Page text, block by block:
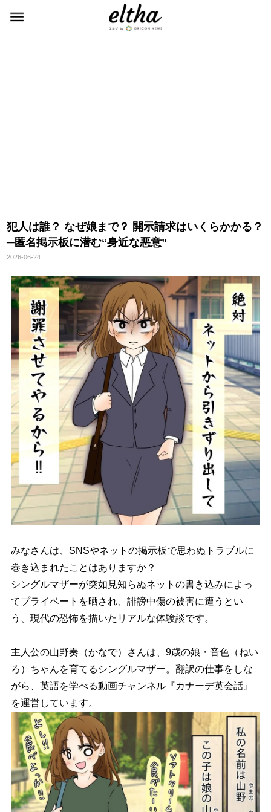
犯人は誰？ なぜ娘まで？ 開示請求はいくらかかる？
─匿名掲示板に潜む“身近な悪意”
2026-06-24
みなさんは、SNSやネットの掲示板で思わぬトラブルに
巻き込まれたことはありますか？
シングルマザーが突如見知らぬネットの書き込みによっ
てプライベートを晒され、誹謗中傷の被害に遭うとい
う、現代の恐怖を描いたリアルな体験談です。
主人公の山野奏（かなで）さんは、9歳の娘・音色（ねい
ろ）ちゃんを育てるシングルマザー。翻訳の仕事をしな
がら、英語を学べる動画チャンネル『カナーデ英会話』
を運営しています。